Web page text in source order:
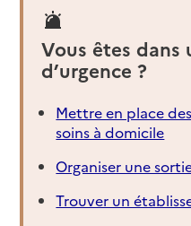
Vous êtes dans
d’urgence ?
Mettre en place
soins à domicile
Organiser une
Trouver un